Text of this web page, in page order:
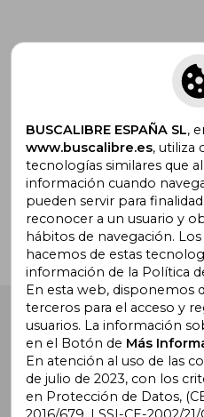
Suscríbete para
¿Necesitas ayuda?
Ir a Centro de Soporte
Buscalibre España . Calle Energía,
Cornellà de Llobregat,
BUSCALIBRE ESPAÑA SL,
www.buscalibre.es, utiliza
tecnologías similares que
información cuando
pueden servir para
reconocer a un usuario y
hábitos de navegación.
hacemos de estas
información de la Política
En esta web, disponemos
terceros para el acceso y
usuarios. La información
en el Botón de Más
En atención al uso de las
de julio de 2023, con los
en Protección de Datos,